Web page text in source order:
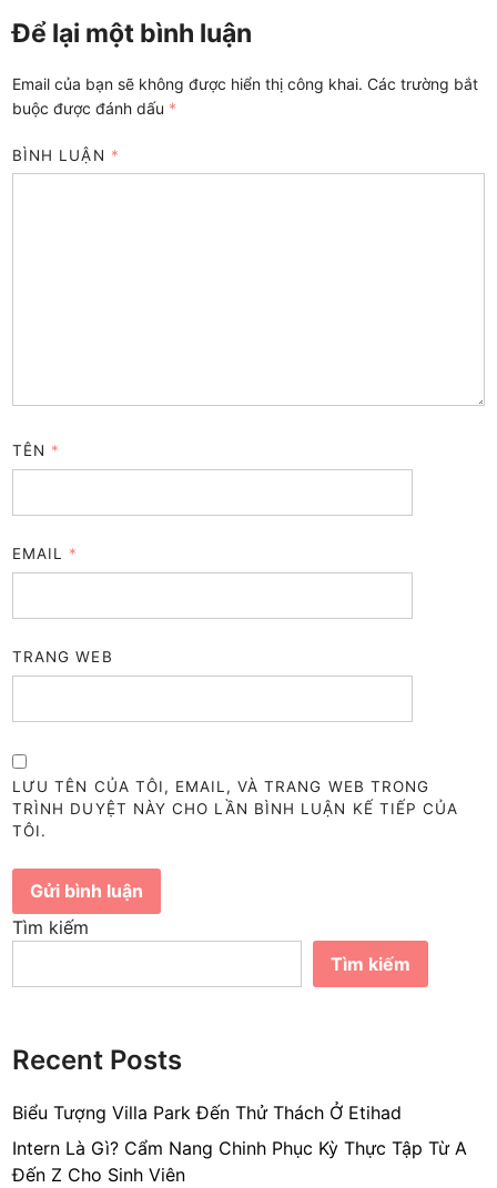
Để lại một bình luận
Email của bạn sẽ không được hiển thị công khai. Các trường bắt
buộc được đánh dấu *
BÌNH LUẬN *
TÊN *
EMAIL *
TRANG WEB
LƯU TÊN CỦA TÔI, EMAIL, VÀ TRANG WEB TRONG
TRÌNH DUYỆT NÀY CHO LẦN BÌNH LUẬN KẾ TIẾP CỦA
TÔI.
Tìm kiếm
Tìm kiếm
Recent Posts
Biểu Tượng Villa Park Đến Thử Thách Ở Etihad
Intern Là Gì? Cẩm Nang Chinh Phục Kỳ Thực Tập Từ A
Đến Z Cho Sinh Viên